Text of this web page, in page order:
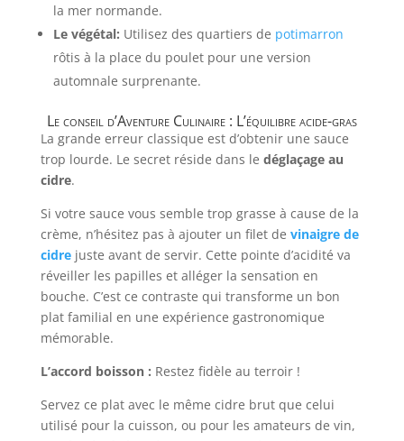
la mer normande.
Le végétal: Utilisez des quartiers de potimarron
rôtis à la place du poulet pour une version
automnale surprenante.
Le conseil d’Aventure Culinaire : L’équilibre acide-gras
La grande erreur classique est d’obtenir une sauce
trop lourde. Le secret réside dans le déglaçage au
cidre.
Si votre sauce vous semble trop grasse à cause de la
crème, n’hésitez pas à ajouter un filet de vinaigre de
cidrejuste avant de servir. Cette pointe d’acidité va
réveiller les papilles et alléger la sensation en
bouche. C’est ce contraste qui transforme un bon
plat familial en une expérience gastronomique
mémorable.
L’accord boisson : Restez fidèle au terroir !
Servez ce plat avec le même cidre brut que celui
utilisé pour la cuisson, ou pour les amateurs de vin,